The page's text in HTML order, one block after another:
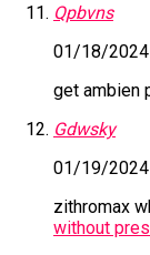
Qpbvns
01/18/2024
get ambien
Gdwsky
01/19/2024
zithromax
without